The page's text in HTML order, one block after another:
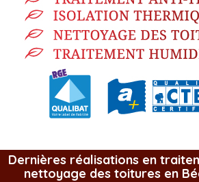
Dernières réalisations en
nettoyage des toitures en